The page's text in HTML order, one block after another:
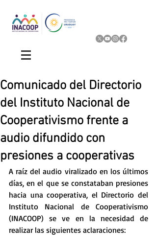
Comunicado del Directorio
del Instituto Nacional de
Cooperativismo frente a
audio difundido con
presiones a cooperativas
A raíz del audio viralizado en los últimos
días, en el que se constataban presiones
hacia una cooperativa, el Directorio del
Instituto Nacional de Cooperativismo
(INACOOP) se ve en la necesidad de
realizar las siguientes aclaraciones: